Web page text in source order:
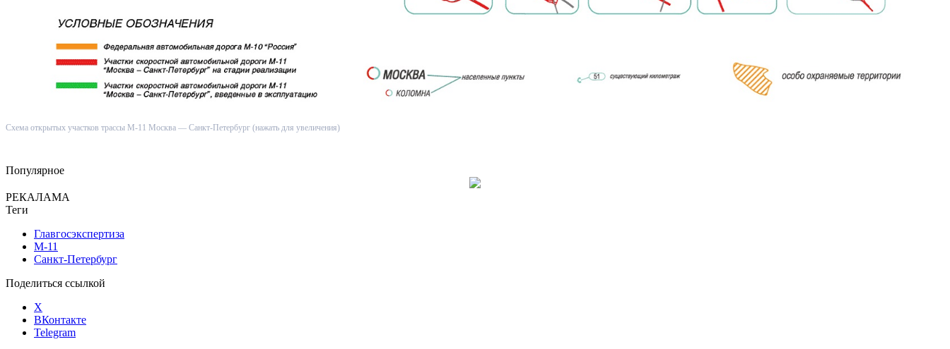
Схема открытых участков трассы М-11 Москва — Санкт-Петербург (нажать для увеличения)
Популярное
РЕКАЛАМА
Теги
Главгосэкспертиза
М-11
Санкт-Петербург
Поделиться ссылкой
X
ВКонтакте
Telegram